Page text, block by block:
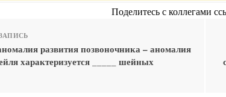
Поделитесь с коллегами
развития позвоночника – аномалия
характеризуется _____ шейных